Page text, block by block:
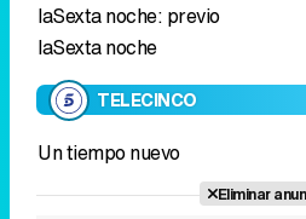
laSexta noche: previo
laSexta noche
TELECINCO
Un tiempo nuevo
Eliminar